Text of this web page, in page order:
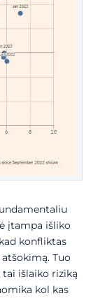
įtampa išliko
konfliktas
Tuo
išlaiko riziką
kol kas